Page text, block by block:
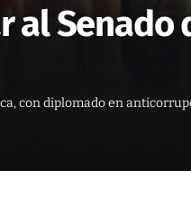
al Senado
con diplomado en